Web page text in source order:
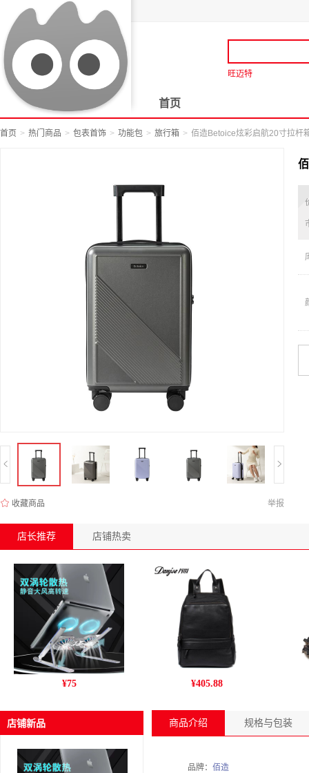
旺迈特
首页
首页 热门商品 包表首饰 功能包 旅行箱 佰造Betoice炫彩启航20寸拉杆
收藏商品 举报
店长推荐 店铺热卖
跨境新款C9pro笔记本电脑
¥75
丹爵(DANJUE)新款男包 商
¥405.88
店铺新品 商品介绍 规格与包装
品牌： 佰造